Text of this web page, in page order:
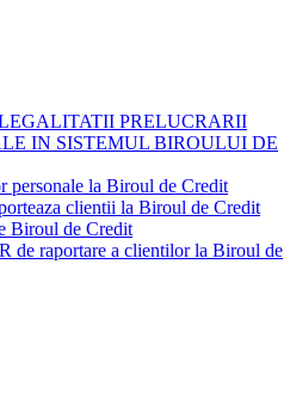
PRELUCRARII
IN SISTEMUL BIROULUI DE
personale la Biroul de Credit
clientii la Biroul de Credit
Biroul de Credit
de raportare a clientilor la Biroul de